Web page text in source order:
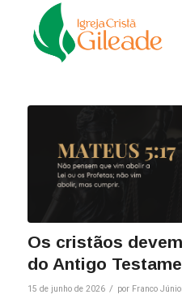
Os cristãos
do Antigo
15 de junho de 2026 / por Franco